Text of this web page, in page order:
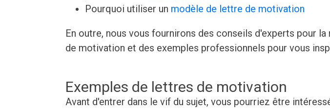
Pourquoi utiliser un modèle de lettre de motivation
En outre, nous vous fournirons des conseils d'experts pour
de motivation et des exemples professionnels pour vous
Exemples de lettres de motivation
Avant d'entrer dans le vif du sujet, vous pourriez être